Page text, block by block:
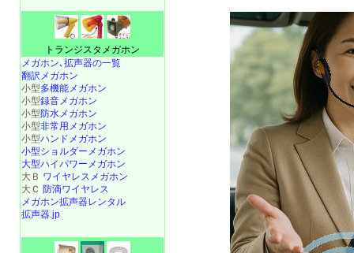
トランジスタメガホン
メガホン､拡声器の一覧
翻訳メガホン
小型多機能メガホン
小型録音メガホン
小型防水メガホン
小型非常用メガホン
小型ハンドメガホン
小型ショルダーメガホン
大型ハイパワーメガホン
大Ｂ ワイヤレスメガホン
大Ｃ 防滴ワイヤレス
メガホン拡声器レンタル
拡声器.jp